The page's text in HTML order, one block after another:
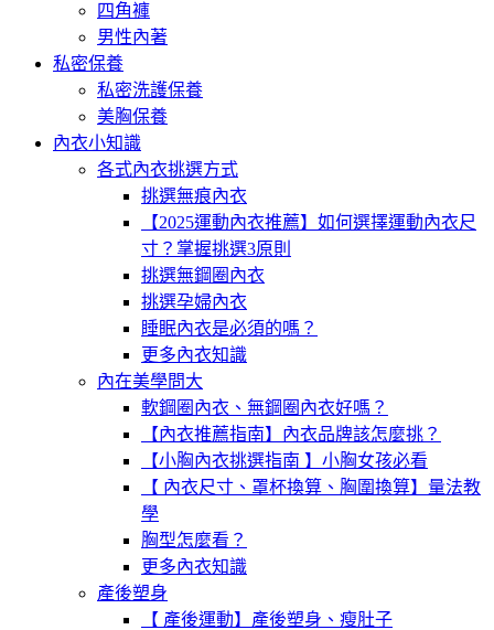
四角褲
男性內著
私密保養
私密洗護保養
美胸保養
內衣小知識
各式內衣挑選方式
挑選無痕內衣
【2025運動內衣推薦】如何選擇運動內衣尺
寸？掌握挑選3原則
挑選無鋼圈內衣
挑選孕婦內衣
睡眠內衣是必須的嗎？
更多內衣知識
內在美學問大
軟鋼圈內衣、無鋼圈內衣好嗎？
【內衣推薦指南】內衣品牌該怎麼挑？
【小胸內衣挑選指南 】小胸女孩必看
【 內衣尺寸、罩杯換算、胸圍換算】量法教
學
胸型怎麼看？
更多內衣知識
產後塑身
【 產後運動】產後塑身、瘦肚子